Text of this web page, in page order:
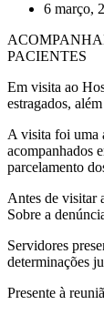
6 março,
PACIENTES
Em visita ao
estragados,
A visita foi uma
acompanhados
parcelamento
Antes de visitar
Sobre a
Servidores
determinações
Presente à